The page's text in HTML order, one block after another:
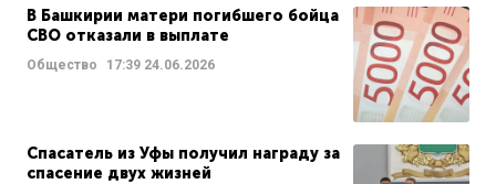
В Башкирии матери погибшего бойца
СВО отказали в выплате
Общество 17:39 24.06.2026
Спасатель из Уфы получил награду за
спасение двух жизней